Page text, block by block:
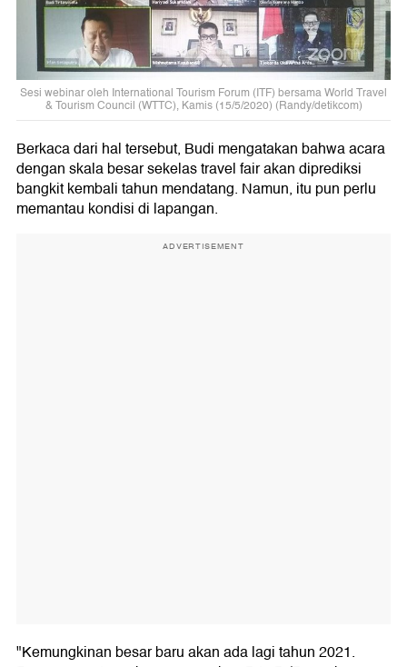
Sesi webinar oleh International Tourism Forum (ITF) bersama World Travel
& Tourism Council (WTTC), Kamis (15/5/2020) (Randy/detikcom)
Berkaca dari hal tersebut, Budi mengatakan bahwa acara
dengan skala besar sekelas travel fair akan diprediksi
bangkit kembali tahun mendatang. Namun, itu pun perlu
memantau kondisi di lapangan.
ADVERTISEMENT
"Kemungkinan besar baru akan ada lagi tahun 2021.